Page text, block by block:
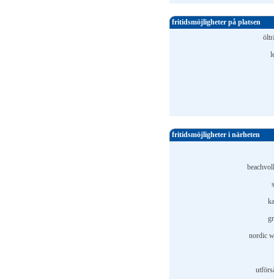
fritidsmöjligheter på platsen
fritidsmöjligheter i närheten
nordic